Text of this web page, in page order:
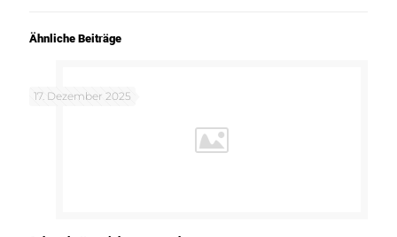
Ähnliche Beiträge
17. Dezember 2025